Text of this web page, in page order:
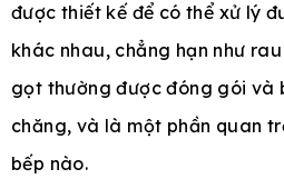
được thiết kế để có thể xử lý
khác nhau, chẳng hạn như
gọt thường được đóng gói và
chăng, và là một phần quan
bếp nào.